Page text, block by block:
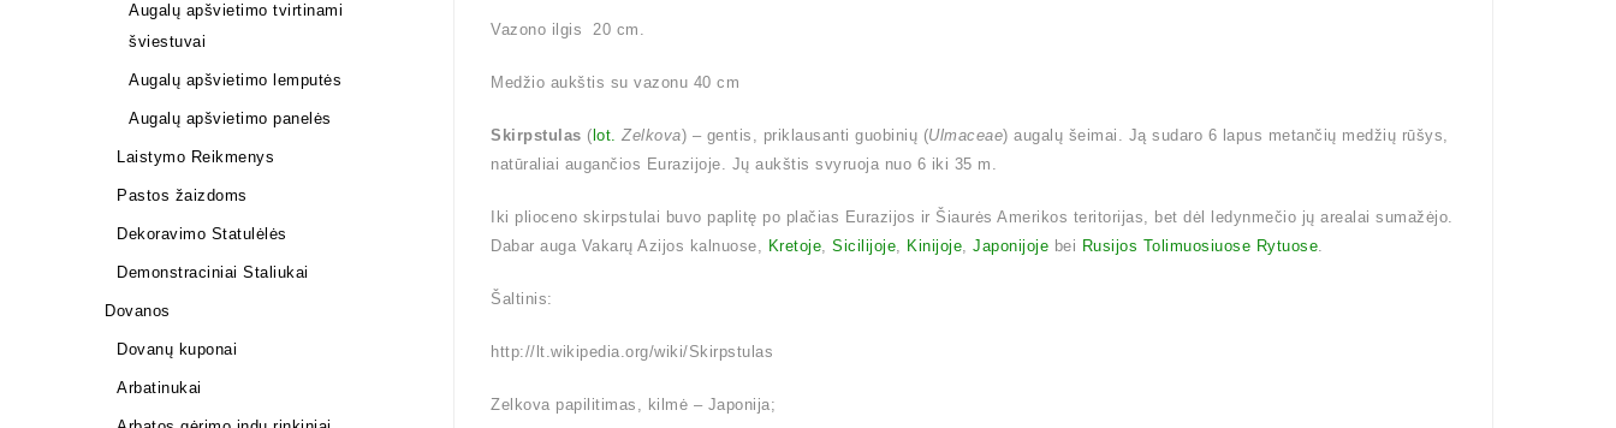
Vazono ilgis 20 cm.
Medžio aukštis su vazonu 40 cm
Skirpstulas ( lot. Zelkova) – gentis, priklausanti guobinių (Ulmaceae) augalų šeimai. Ją sudaro 6 lapus metančių medžių rūšys,
natūraliai augančios Eurazijoje. Jų aukštis svyruoja nuo 6 iki 35 m.
Iki plioceno skirpstulai buvo paplitę po plačias Eurazijos ir Šiaurės Amerikos teritorijas, bet dėl ledynmečio jų arealai sumažėjo.
Dabar auga Vakarų Azijos kalnuose, Kretoje, Sicilijoje, Kinijoje, Japonijoje bei Rusijos Tolimuosiuose Rytuose.
Šaltinis:
http://lt.wikipedia.org/wiki/Skirpstulas
Zelkova papilitimas, kilmė – Japonija;
Augalų apšvietimo tvirtinami
šviestuvai
Augalų apšvietimo lemputės
Augalų apšvietimo panelės
Laistymo Reikmenys
Pastos žaizdoms
Dekoravimo Statulėlės
Demonstraciniai Staliukai
Dovanos
Dovanų kuponai
Arbatinukai